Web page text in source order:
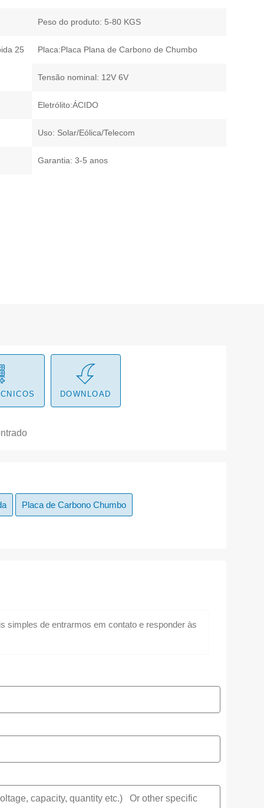
Peso do produto: 5-80 KGS
25 Placa:Placa Plana de Carbono de Chumbo
Tensão nominal: 12V 6V
Eletrólito:ÁCIDO
Uso: Solar/Eólica/Telecom
Garantia: 3-5 anos
DOWNLOAD
Placa de Carbono Chumbo
simples de entrarmos em contato e responder às